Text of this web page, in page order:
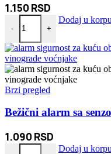
1.150 RSD
-
Bahama viseća ležaljka za
+
Dodaj u korpu
Brzi pregled
Bežični alarm sa
1.090 RSD
Bežični alarm sa senzorom
Dodaj u korpu